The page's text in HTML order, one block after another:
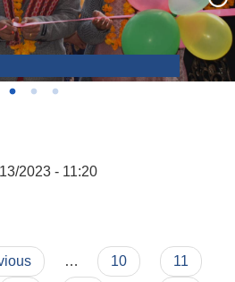
आठराई त्रिवेणी गाउँपालिका पदाधिकारी
2023 - 11:20
… 10
11